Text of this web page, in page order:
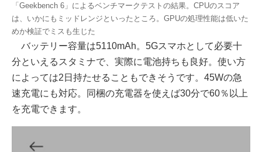
「Geekbench 6」によるベンチマークテストの結果。CPUのスコア
は、いかにもミッドレンジといったところ。GPUの処理性能は低いた
めか検証でミスも生じた
バッテリー容量は5110mAh。5Gスマホとして必要十
分といえるスタミナで、実際に電池持ちも良好。使い方
によっては2日持たせることもできそうです。45Wの急
速充電にも対応。同梱の充電器を使えば30分で60％以上
を充電できます。